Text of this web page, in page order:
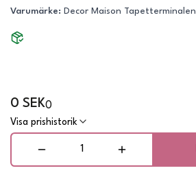
Varumärke: Decor Maison Tapetterminalen
0 SEK0
Visa prishistorik